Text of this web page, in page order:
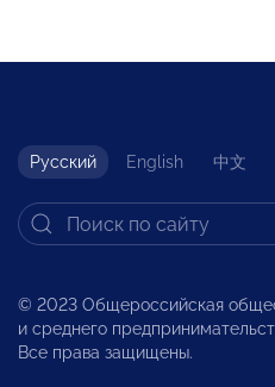
Русский English 中文
© 2023 Общероссийская
и среднего
Все права защищены.